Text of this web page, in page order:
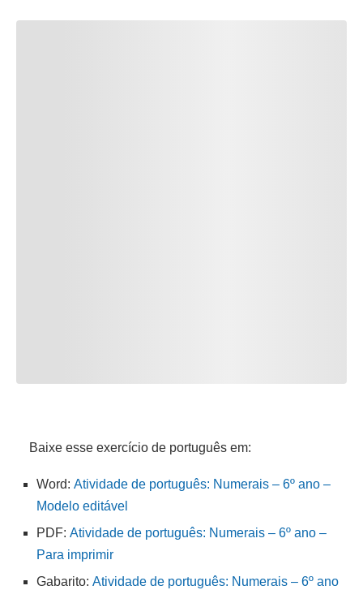
Baixe esse exercício de português em:
Word: Atividade de português: Numerais – 6º ano –
Modelo editável
PDF: Atividade de português: Numerais – 6º ano –
Para imprimir
Gabarito: Atividade de português: Numerais – 6º ano